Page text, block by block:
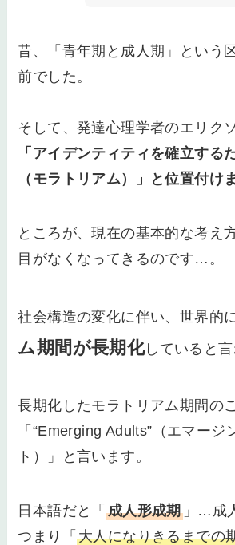
昔、「青年期と成人期」という
前でした。
そして、発達心理学者のエリク
「アイデンティティを確立する
（モラトリアム）」と位置付け
ところが、現在の基本的な考え
目がなくなってきるのです…。
社会構造の変化に伴い、世界的
ム期間が長期化していると言
長期化したモラトリアム期間の
「“Emerging Adults”（エマージ
ト）」と言います。
日本語だと「 成人形成期」…成
つまり「大人になりきるまでの